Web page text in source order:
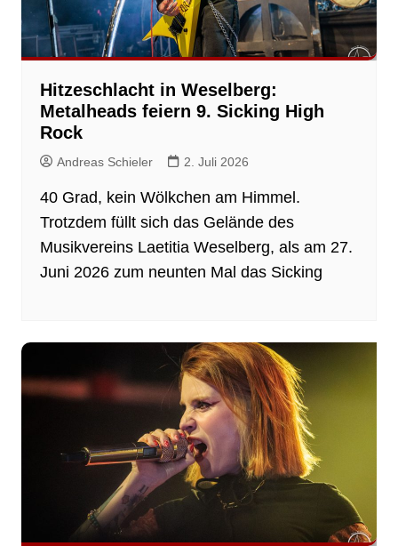
Hitzeschlacht in Weselberg:
Metalheads feiern 9. Sicking High
Rock
Andreas Schieler 2. Juli 2026
40 Grad, kein Wölkchen am Himmel.
Trotzdem füllt sich das Gelände des
Musikvereins Laetitia Weselberg, als am 27.
Juni 2026 zum neunten Mal das Sicking